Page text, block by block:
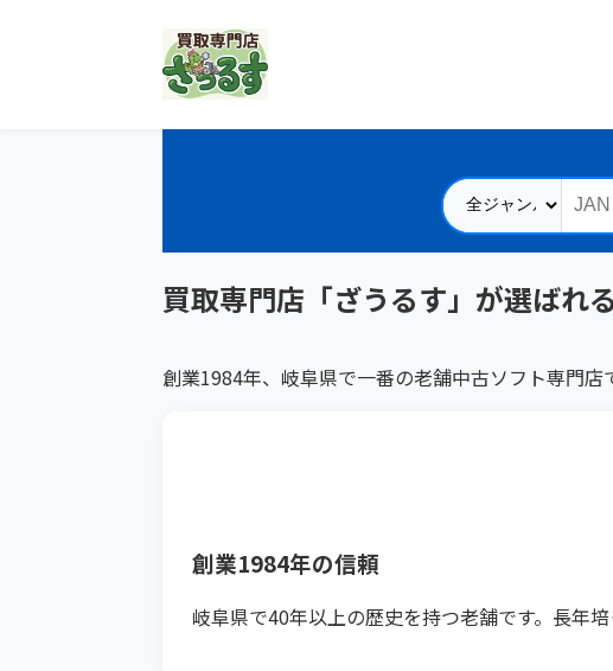
買取専門店「ざうるす」が選ばれ
創業1984年、岐阜県で一番の老舗中古ソフト専門店
創業1984年の信頼
岐阜県で40年以上の歴史を持つ老舗です。長年